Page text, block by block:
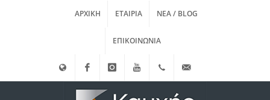
ΑΡΧΙΚΉ ΕΤΑΙΡΊΑ ΝΈΑ / BLOG
ΕΠΙΚΟΙΝΩΝΊΑ
FacebookinstagramYoutube (+30)info@kamxis.gr